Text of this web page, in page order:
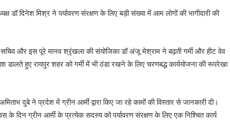
डॉ दिनेश मिश्र ने पर्यावरण संरक्षण के लिए बड़ी संख्या में आम लोगों की भागीदारी की
सचिव और इस पूरे मानव श्रृंखला की संयोजिका डॉ अंजू मेश्राम ने बढ़ती गर्मी और हीट वेव
हुए रायपुर शहर को गर्मी में भी ठंडा रखने के लिए चरणबद्ध कार्ययोजना की रूपरेखा
दुबे ने प्रदेश में ग्रीन आर्मी द्वारा किए जा रहे कामों की विस्तार से जानकारी दी।
के दिन ग्रीन आर्मी के प्रत्येक सदस्य को पर्यावरण संरक्षण के लिए एक निश्चित कार्य